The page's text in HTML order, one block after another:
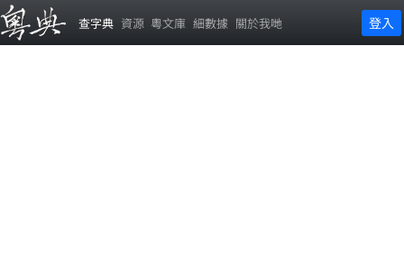
查字典 資源 粵文庫 細數據 關於我哋 登入